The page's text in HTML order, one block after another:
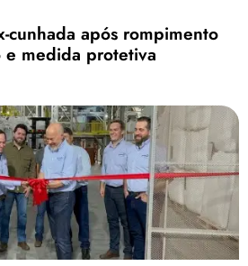
cunhada após rompimento
medida protetiva